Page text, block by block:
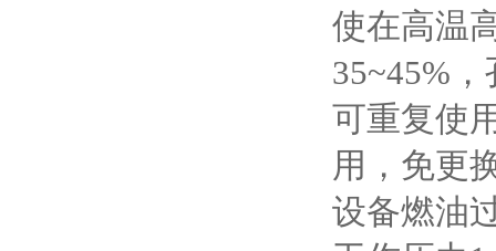
使在高温
35~45%
可重复使
用，免更
设备燃油